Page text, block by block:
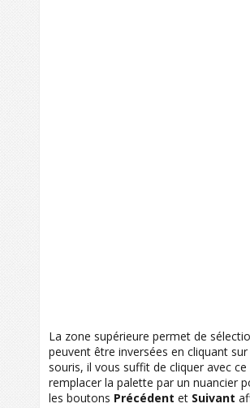
La zone supérieure permet de
peuvent être inversées en cliquant
souris, il vous suffit de cliquer avec
remplacer la palette par un nuancier
les boutons Précédent et Suivant